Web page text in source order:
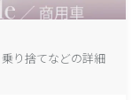
り捨てなどの詳細